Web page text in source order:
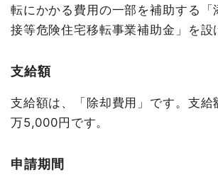
転にかかる費用の一部を補助する「
接等危険住宅移転事業補助金」を設
支給額
支給額は、「除却費用」です。支給
万5,000円です。
申請期間